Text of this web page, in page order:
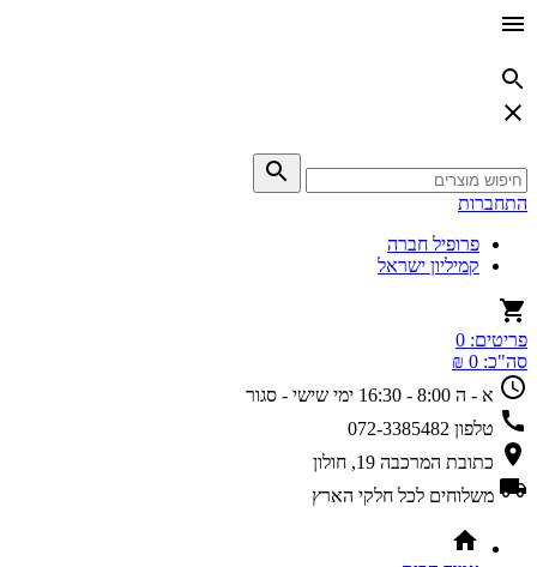
התחברות
פרופיל חברה
קמיליון ישראל
פריטים: 0
סה"כ: 0 ₪
א - ה 8:00 - 16:30
ימי שישי - סגור
טלפון 072-3385482
כתובת המרכבה 19, חולון
משלוחים לכל חלקי הארץ